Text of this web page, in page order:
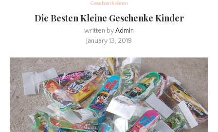
Geschenkideen
Die Besten Kleine Geschenke Kinder
written byAdmin
January 13, 2019